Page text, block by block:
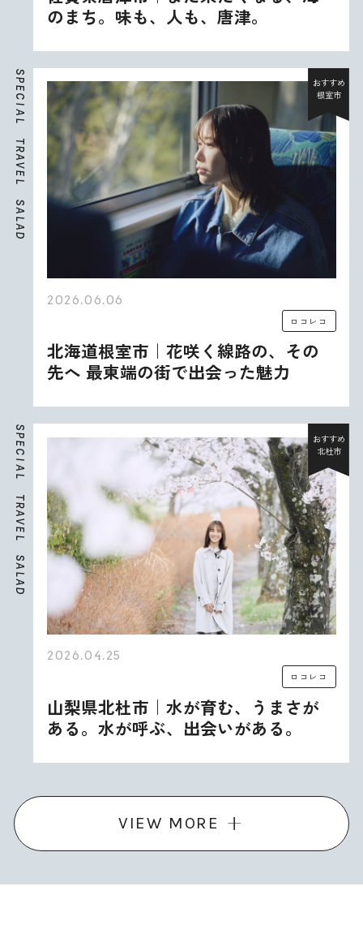
のまち。味も、人も、唐津。
S
P
E
C
I
A
L
T
R
A
V
E
L
S
A
L
A
D
おすすめ
根室市
2026.06.06
ロコレコ
北海道根室市｜花咲く線路の、その
先へ 最東端の街で出会った魅力
S
P
E
C
I
A
L
T
R
A
V
E
L
S
A
L
A
D
おすすめ
北杜市
2026.04.25
ロコレコ
山梨県北杜市｜水が育む、うまさが
ある。水が呼ぶ、出会いがある。
VIEW MORE